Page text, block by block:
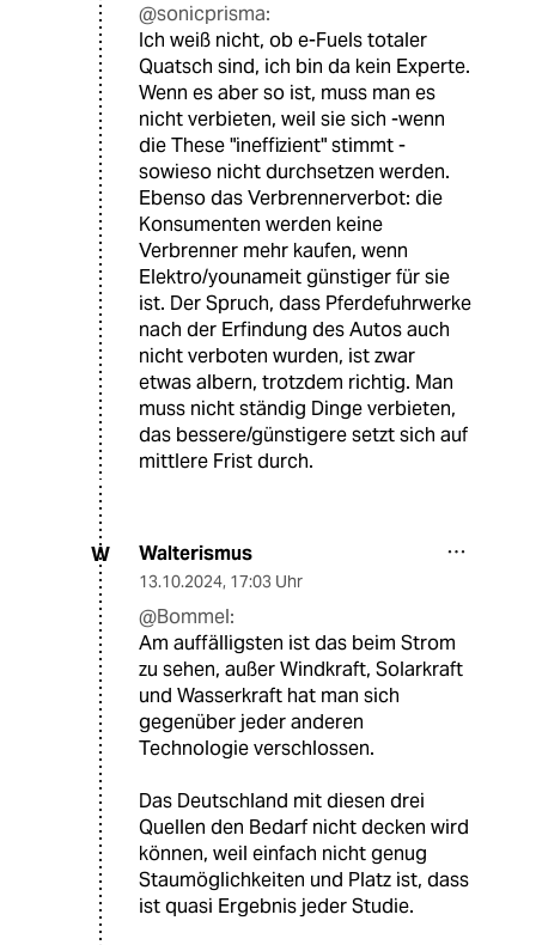
@sonicprisma:
Ich weiß nicht, ob e-Fuels totaler
Quatsch sind, ich bin da kein Experte.
Wenn es aber so ist, muss man es
nicht verbieten, weil sie sich -wenn
die These "ineffizient" stimmt -
sowieso nicht durchsetzen werden.
Ebenso das Verbrennerverbot: die
Konsumenten werden keine
Verbrenner mehr kaufen, wenn
Elektro/younameit günstiger für sie
ist. Der Spruch, dass Pferdefuhrwerke
nach der Erfindung des Autos auch
nicht verboten wurden, ist zwar
etwas albern, trotzdem richtig. Man
muss nicht ständig Dinge verbieten,
das bessere/günstigere setzt sich auf
mittlere Frist durch.
W Walterismus
13.10.2024, 17:03 Uhr
@Bommel:
Am auffälligsten ist das beim Strom
zu sehen, außer Windkraft, Solarkraft
und Wasserkraft hat man sich
gegenüber jeder anderen
Technologie verschlossen.
Das Deutschland mit diesen drei
Quellen den Bedarf nicht decken wird
können, weil einfach nicht genug
Staumöglichkeiten und Platz ist, dass
ist quasi Ergebnis jeder Studie.